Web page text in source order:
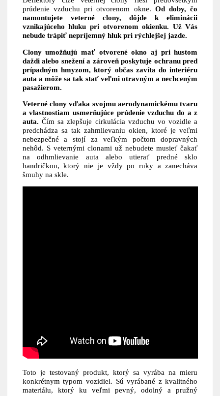
prúdenie vzduchu pri otvorenom okne. Od doby, čo
namontujete veterné clony, dôjde k eliminácii
vznikajúceho hluku pri otvorenom okienku. Už Vás
nebude trápiť nepríjemný hluk pri rýchlejšej jazde.
Clony umožňujú mať otvorené okno aj pri hustom
daždi alebo snežení a zároveň poskytuje ochranu pred
prípadným hmyzom, ktorý občas zavíta do interiéru
auta a môže sa tak stať veľmi otravným a nechceným
pasažierom.
Veterné clony vďaka svojmu aerodynamickému tvaru
a vlastnostiam usmerňujúce prúdenie vzduchu do a z
auta. Čím sa zlepšuje cirkulácia vzduchu vo vozidle a
predchádza sa tak zahmlievaniu okien, ktoré je veľmi
nebezpečné a stojí za veľkým počtom dopravných
nehôd. S veternými clonami už nebudete musieť čakať
na odhmlievanie auta alebo utierať predné sklo
handričkou, ktorý nie je vždy po ruky a zanecháva
šmuhy na skle.
Toto je testovaný produkt, ktorý sa vyrába na mieru
konkrétnym typom vozidiel. Sú vyrábané z kvalitného
materiálu, ktorý ku veľmi pevný, odolný a pružný